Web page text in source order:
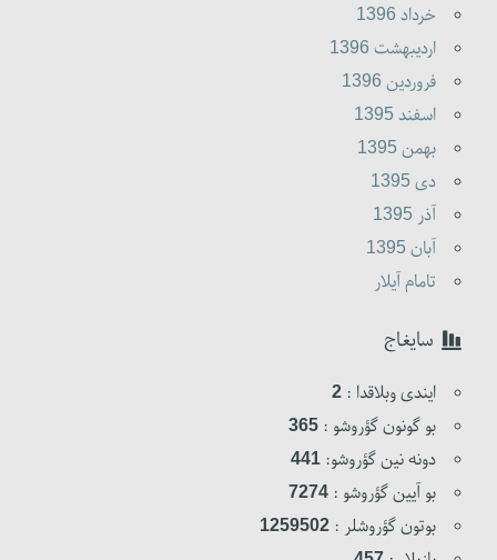
خرداد 1396
ارديبهشت 1396
فروردين 1396
اسفند 1395
بهمن 1395
دى 1395
آذر 1395
آبان 1395
تامام آیلار
سایغاج
ایندی وبلاقدا : 2
بو گونون گؤروشو : 365
دونه نین گؤروشو: 441
بو آیین گؤروشو : 7274
بوتون گؤروشلر : 1259502